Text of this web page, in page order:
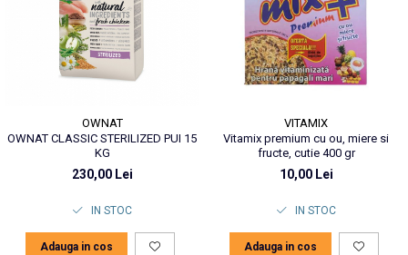
OWNAT
OWNAT CLASSIC STERILIZED PUI 15
KG
230,00 Lei
IN STOC
Adauga in cos
VITAMIX
Vitamix premium cu ou, miere si
fructe, cutie 400 gr
10,00 Lei
IN STOC
Adauga in cos